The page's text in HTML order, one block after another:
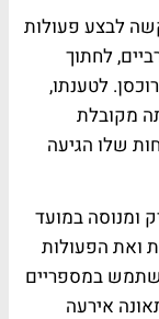
לבצע פעולות
לחתוך
לטענתו,
מקובלת
שלו הגיעה
ומנוסה במועד
ואת הפעולות
במספריים
אירעה